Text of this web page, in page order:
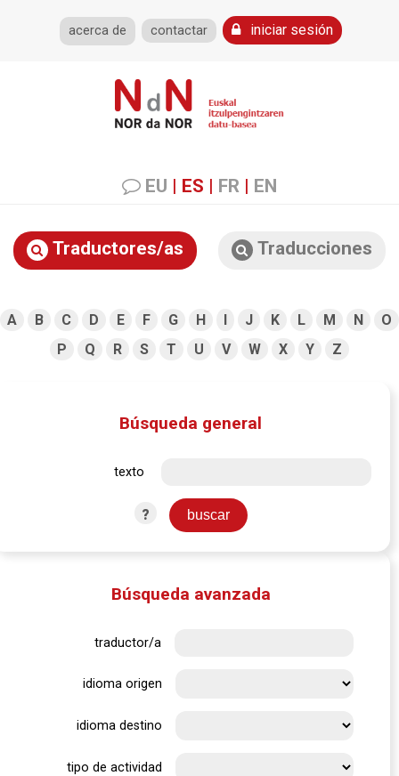
acerca de contactar iniciar sesión
EU | ES | FR | EN
Traductores/as Traducciones
A B C D E F G H I J K L M N
O
P
Q R S T U V W X Y Z
Búsqueda general
texto
?
Búsqueda avanzada
traductor/a
idioma origen
idioma destino
tipo de actividad